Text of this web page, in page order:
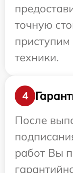
точную
техники.
4
После
работ Вы